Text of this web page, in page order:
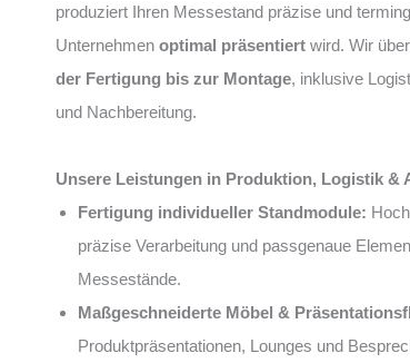
produziert Ihren Messestand präzise und
Unternehmen optimal präsentiert wird. Wir
der Fertigung bis zur Montage, inklusive
und Nachbereitung.
Unsere Leistungen in Produktion, Logistik &
Fertigung individueller Standmodule:
präzise Verarbeitung und passgenaue
Messestände.
Maßgeschneiderte Möbel &
Produktpräsentationen, Lounges und